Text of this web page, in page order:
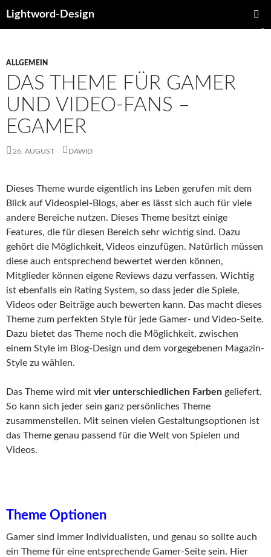
Lightword-Design
ALLGEMEIN
DAS THEME FÜR GAMER
UND VIDEO-FANS –
EGAMER
26. AUGUST DAWID
Dieses Theme wurde eigentlich ins Leben gerufen mit dem
Blick auf Videospiel-Blogs, aber es lässt sich auch für viele
andere Bereiche nutzen. Dieses Theme besitzt einige
Features, die für diesen Bereich sehr wichtig sind. Dazu
gehört die Möglichkeit, Videos einzufügen. Natürlich müssen
diese auch entsprechend bewertet werden können,
Mitglieder können eigene Reviews dazu verfassen. Wichtig
ist ebenfalls ein Rating System, so dass jeder die Spiele,
Videos oder Beiträge auch bewerten kann. Das macht dieses
Theme zum perfekten Style für jede Gamer- und Video-Seite.
Dazu bietet das Theme noch die Möglichkeit, zwischen
einem Style im Blog-Design und dem vorgegebenen Magazin-
Style zu wählen.
Das Theme wird mit vier unterschiedlichen Farben geliefert.
So kann sich jeder sein ganz persönliches Theme
zusammenstellen. Mit seinen vielen Gestaltungsoptionen ist
das Theme genau passend für die Welt von Spielen und
Videos.
Theme Optionen
Gamer sind immer Individualisten, und genau so sollte auch
ein Theme für eine entsprechende Gamer-Seite sein. Hier